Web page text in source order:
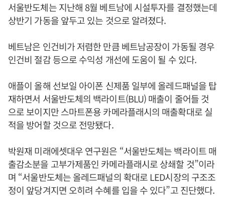
서울반도체는 지난해 8월 베트남에 시설투자를 결정했는데
상반기 가동을 앞두고 있는 것으로 알려졌다.
베트남은 인건비가 저렴한 만큼 베트남공장이 가동될 경우
인건비 절감 등으로 수익성 개선에 도움이 될 수 있다.
애플이 올해 선보일 아이폰 신제품 일부에 올레드패널을 탑
재하면서 서울반도체의 백라이트(BLU) 매출이 줄어들 것
으로 보이지만 스마트폰용 카메라플래시의 매출확대로 실
적을 방어할 것으로 전망됐다.
박원재 미래에셋대우 연구원은 “서울반도체는 백라이트 매
출감소분을 고부가제품인 카메라플래시로 상쇄할 것”이라
며 “서울반도체는 올레드패널의 확대로 LED시장의 구조조
정이 앞당겨지면 오히려 수혜를 입을 수 있다”고 진단했다.